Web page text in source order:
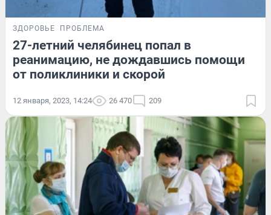
ЗДОРОВЬЕ ПРОБЛЕМА
27-летний челябинец попал в
реанимацию, не дождавшись помощи
от поликлиники и скорой
12 января, 2023, 14:24 26 470 209